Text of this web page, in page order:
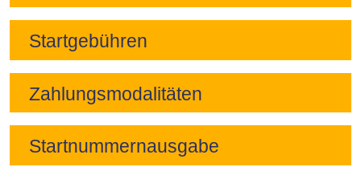
Startgebühren
Zahlungsmodalitäten
Startnummernausgabe